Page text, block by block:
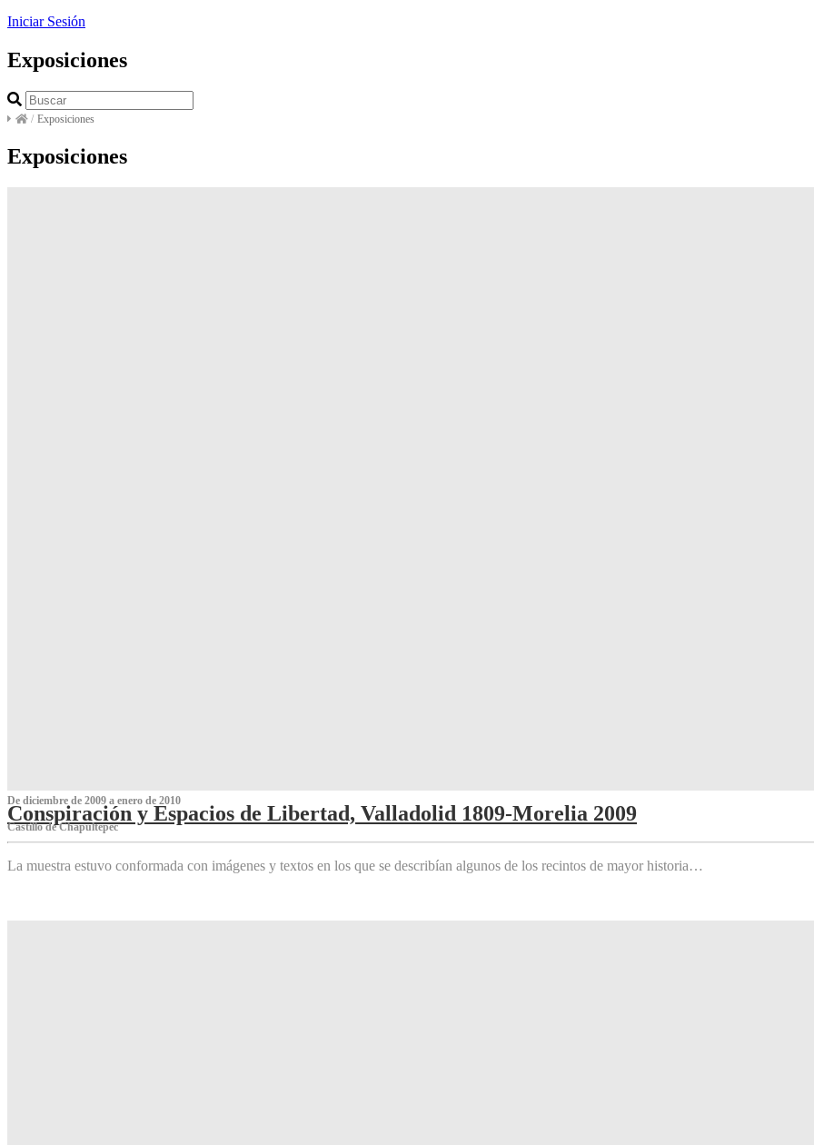
Iniciar Sesión
Exposiciones
/ Exposiciones
Exposiciones
De diciembre de 2009 a enero de 2010
Conspiración y Espacios de Libertad, Valladolid 1809-Morelia 2009
Castillo de Chapultepec
La muestra estuvo conformada con imágenes y textos en los que se describían algunos de los recintos de mayor historia…